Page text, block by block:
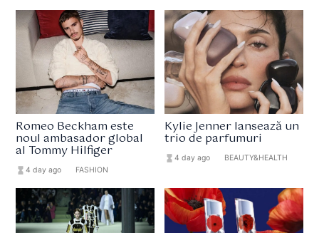
Romeo Beckham este
noul ambasador global
al Tommy Hilfiger
hourglass_full4 day ago FASHION
Kylie Jenner lansează un
trio de parfumuri
hourglass_full 4 day ago BEAUTY&HEALTH